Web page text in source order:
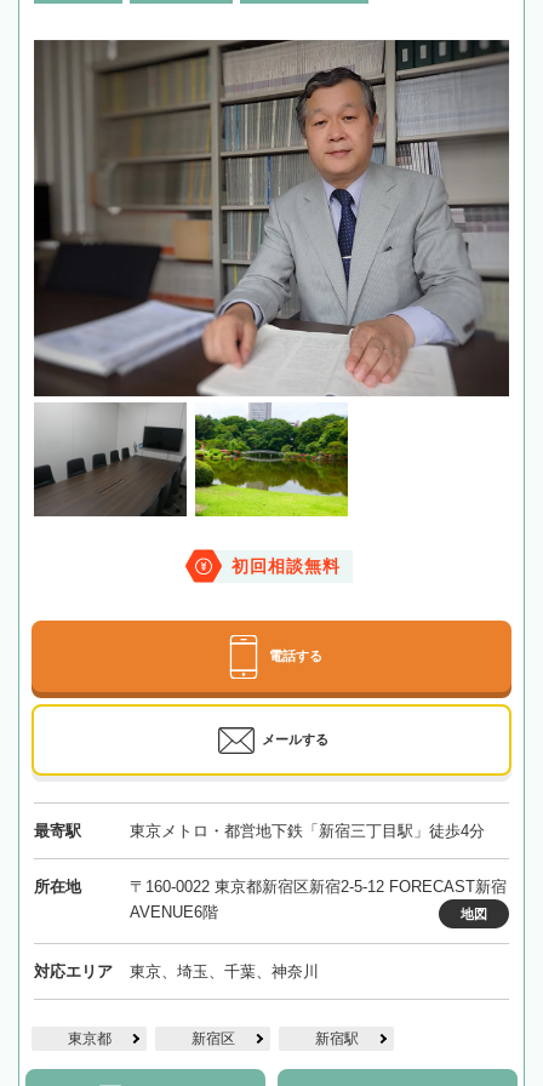
初回相談無料
電話する
メールする
最寄駅 東京メトロ・都営地下鉄「新宿三丁目駅」徒歩4分
所在地
〒160-0022 東京都新宿区新宿2-5-12 FORECAST新宿
AVENUE6階
地図
対応エリア 東京、埼玉、千葉、神奈川
東京都 新宿区 新宿駅